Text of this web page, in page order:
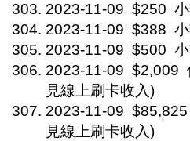
2023-11-09 $250
2023-11-09 $388
2023-11-09 $500
2023-11-09 $2,009
見線上刷卡收入)
2023-11-09 $85,825
見線上刷卡收入)